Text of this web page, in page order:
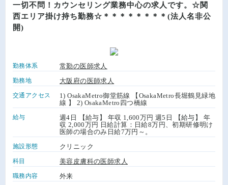
一切不問！カウンセリング業務中心の求人です。☆関
西エリア掛け持ち勤務☆＊＊＊＊＊＊＊＊(法人名非公
開)
勤務体系 常勤の医師求人
勤務地 大阪府の医師求人
交通アクセス
1) OsakaMetro御堂筋線 【OsakaMetro長堀鶴見緑地
線 】 2) OsakaMetro四つ橋線
給与
週4日 【給与】 年収 1,600万円 週5日 【給与】 年
収 2,000万円 日給計算：日給8万円、初期研修明け
医師の場合のみ日給7万円～。
施設形態 クリニック
科目 美容皮膚科の医師求人
職務内容 外来